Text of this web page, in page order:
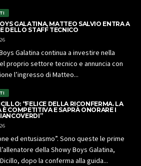
GALATINA, MATTEO SALVIO ENTRA A
DELLO STAFF TECNICO
Galatina continua a investire nella
proprio settore tecnico e annuncia con
l’ingresso di Matteo...
“FELICE DELLA RICONFERMA. LA
È COMPETITIVA E SAPRÀ ONORARE I
ed entusiasmo”. Sono queste le prime
della Showy Boys Galatina,
dopo la conferma alla guida...